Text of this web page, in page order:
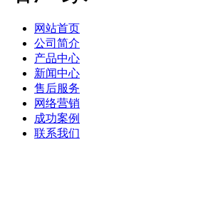
网站首页
公司简介
产品中心
新闻中心
售后服务
网络营销
成功案例
联系我们